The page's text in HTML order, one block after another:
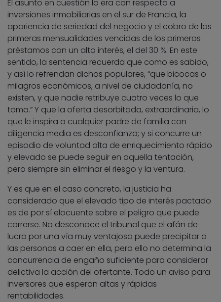
El asunto en cuestión lo era con respecto a
inversiones inmobiliarias en el sur de Francia, la
apariencia de seriedad del negocio y el cobro de las
primeras mensualidades vencidas de los primeros
préstamos con un alto interés, el del 30 %. En este
sentido, la sentencia recuerda que como es sabido,
y así lo refrendan dichos populares, “que bicocas o
milagros económicos, a nivel de ciudadanía, no
existen, y que nadie retribuye cuatro veces lo que
toma.” Y que la oferta desorbitada, extraordinaria, lo
que le inspira a cualquier padre de familia con
diligencia media es desconfianza; y si concurre un
episodio de voluntad alta de enriquecimiento rápido
y elevado se puede seguir en aquella tentación,
pero siempre sin eliminar el riesgo y la ventura.
Y es que en el caso concreto, la justicia ha
considerado que el elevado tipo de interés pactado
es de por sí elocuente sobre el peligro que puede
correrse. No desconoce el tribunal que el afán de
lucro por una vía muy ventajosa puede precipitar a
las personas a caer en ella, pero ello no determina la
concurrencia de engaño suficiente para considerar
delictiva la acción del ofertante. Todo un aviso para
inversores que esperan altas y rápidas
rentabilidades.